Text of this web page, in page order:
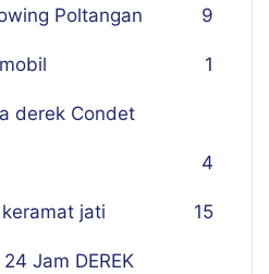
Poltangan 9
1
derek Condet
4
jati 15
Jam DEREK